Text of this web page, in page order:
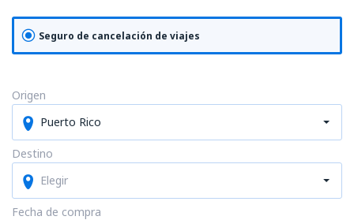
Seguro de cancelación de viajes
Origen
Puerto Rico
Destino
Elegir
Fecha de compra